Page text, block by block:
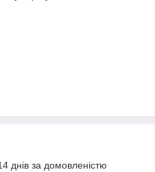
днів за домовленістю